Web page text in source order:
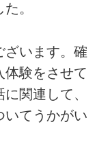
。
います。確
体験をさせて
関連して、
いてうかがい